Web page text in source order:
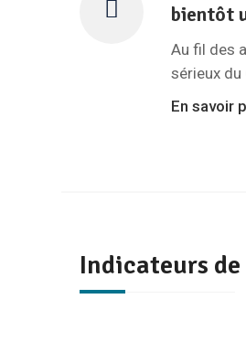
bientôt
Au fil des
sérieux du
En savoir
Indicateurs